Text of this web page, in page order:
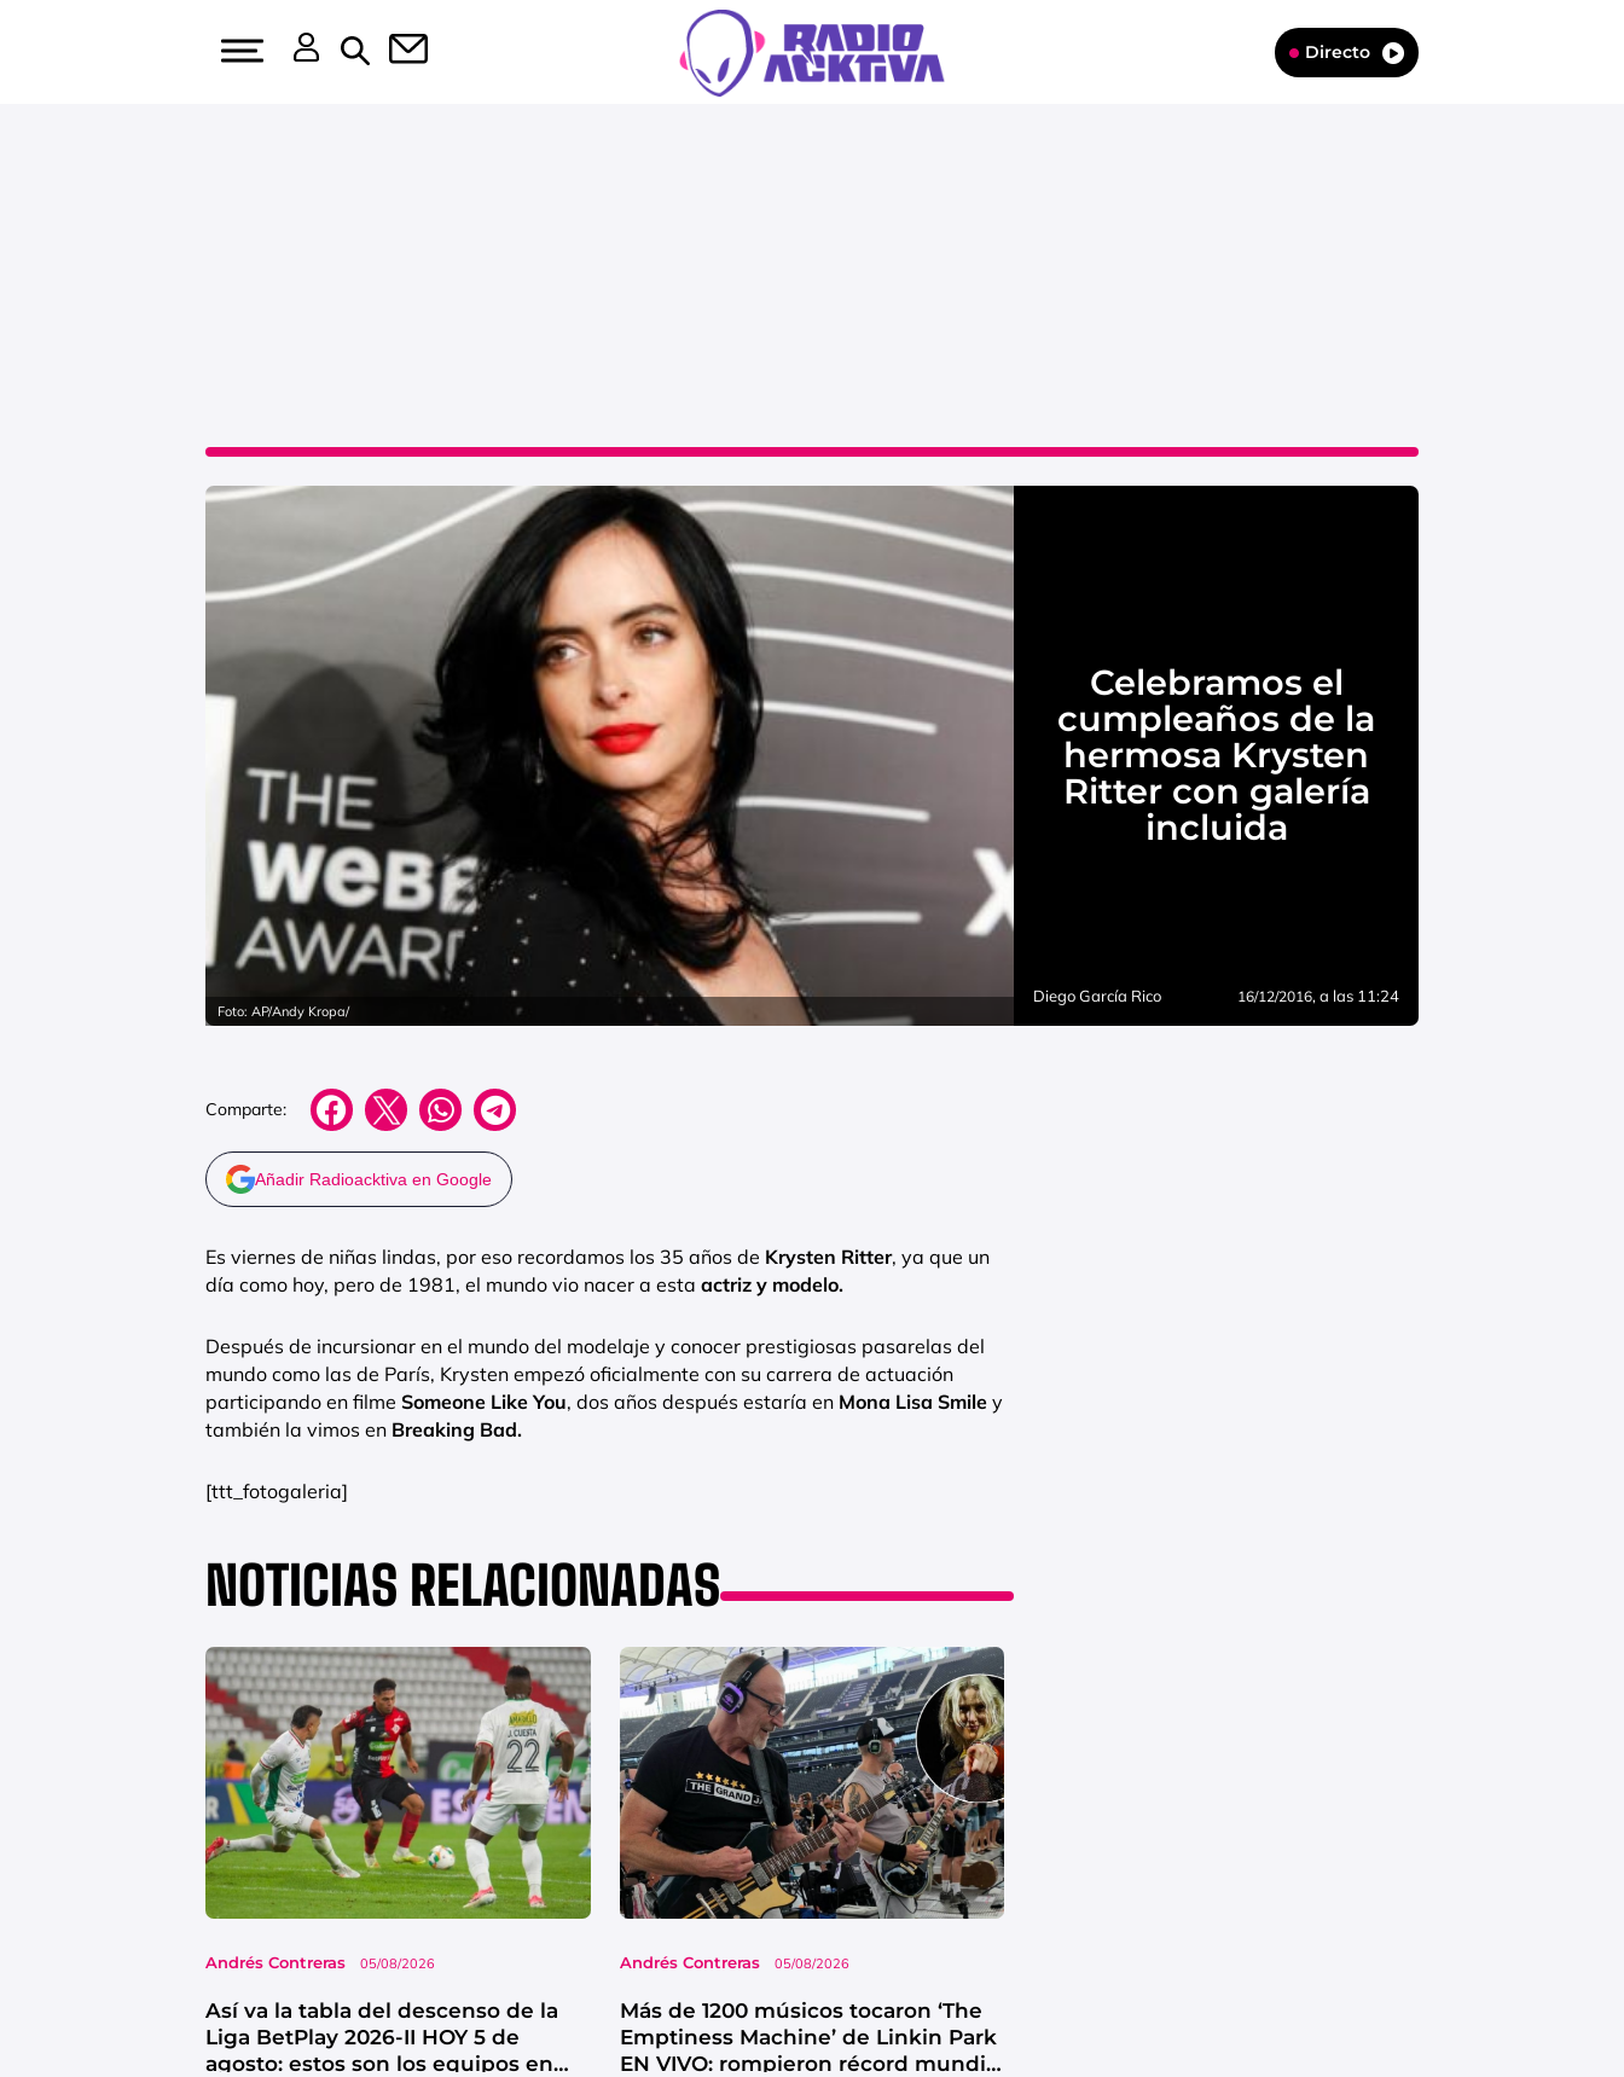
Directo
Foto: AP/Andy Kropa/
Celebramos el
cumpleaños de la
hermosa Krysten
Ritter con galería
incluida
Diego García Rico 16/12/2016, a las 11:24
Comparte:
Añadir Radioacktiva en Google
Es viernes de niñas lindas, por eso recordamos los 35 años de Krysten Ritter, ya que un
día como hoy, pero de 1981, el mundo vio nacer a esta actriz y modelo.
Después de incursionar en el mundo del modelaje y conocer prestigiosas pasarelas del
mundo como las de París, Krysten empezó oficialmente con su carrera de actuación
participando en filme Someone Like You, dos años después estaría en Mona Lisa Smile y
también la vimos en Breaking Bad.
[ttt_fotogaleria]
NOTICIAS RELACIONADAS
Andrés Contreras 05/08/2026
Así va la tabla del descenso de la
Liga BetPlay 2026-II HOY 5 de
agosto: estos son los equipos en
Andrés Contreras 05/08/2026
Más de 1200 músicos tocaron ‘The
Emptiness Machine’ de Linkin Park
EN VIVO: rompieron récord mundial